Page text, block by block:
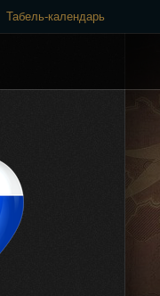
Табель-календарь